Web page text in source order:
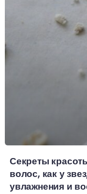
Секреты
волос, как у
увлажнения и